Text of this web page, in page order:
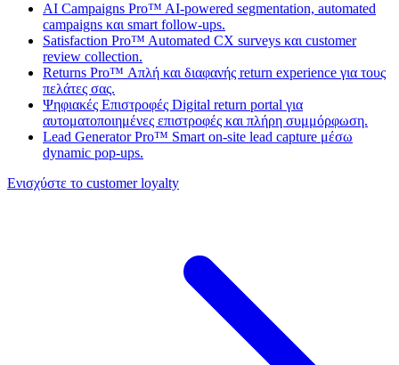
AI Campaigns Pro™ AI-powered segmentation, automated
campaigns και smart follow-ups.
Satisfaction Pro™ Automated CX surveys και customer
review collection.
Returns Pro™ Απλή και διαφανής return experience για τους
πελάτες σας.
Ψηφιακές Επιστροφές Digital return portal για
αυτοματοποιημένες επιστροφές και πλήρη συμμόρφωση.
Lead Generator Pro™ Smart on-site lead capture μέσω
dynamic pop-ups.
Ενισχύστε το customer loyalty